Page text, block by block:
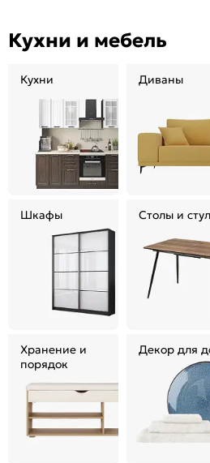
Кухни и мебель
Кухни Диваны
Шкафы Столы и
Хранение и
порядок
Декор для